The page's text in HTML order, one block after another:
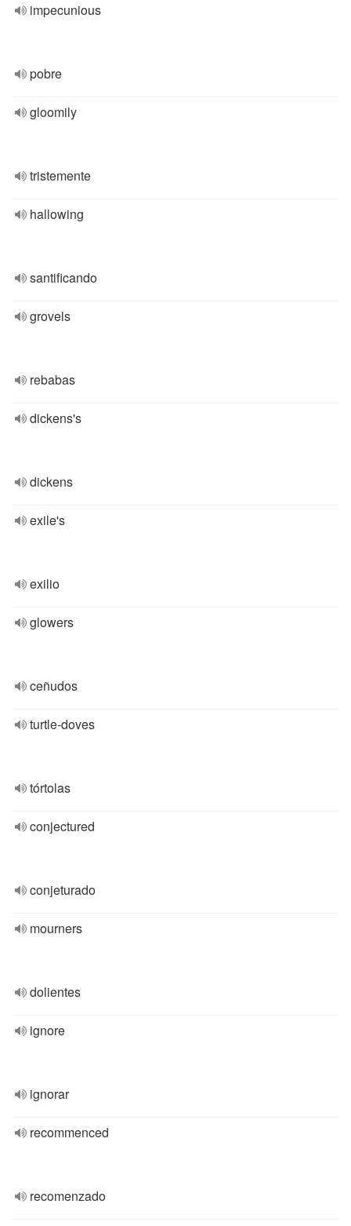
impecunious
pobre
gloomily
tristemente
hallowing
santificando
grovels
rebabas
dickens's
dickens
exile's
exilio
glowers
ceñudos
turtle-doves
tórtolas
conjectured
conjeturado
mourners
dolientes
ignore
ignorar
recommenced
recomenzado